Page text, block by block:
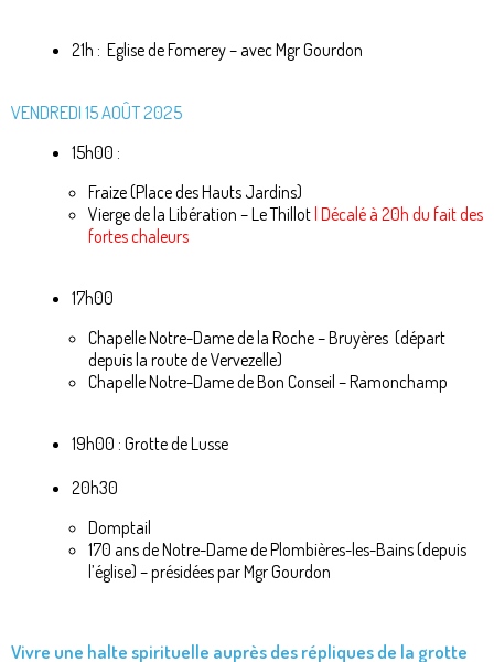
21h : Eglise de Fomerey – avec Mgr Gourdon
VENDREDI 15 AOÛT 2025
15h00 :
Fraize (Place des Hauts Jardins)
Vierge de la Libération – Le Thillot | Décalé à 20h du fait des
fortes chaleurs
17h00
Chapelle Notre-Dame de la Roche – Bruyères (départ
depuis la route de Vervezelle)
Chapelle Notre-Dame de Bon Conseil – Ramonchamp
19h00 : Grotte de Lusse
20h30
Domptail
170 ans de Notre-Dame de Plombières-les-Bains (depuis
l’église) – présidées par Mgr Gourdon
Vivre une halte spirituelle auprès des répliques de la grotte